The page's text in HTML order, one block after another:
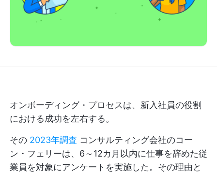
オンボーディング・プロセスは、新入社員の役割
における成功を左右する。
その 2023年調査 コンサルティング会社のコー
ン・フェリーは、6～12カ月以内に仕事を辞めた従
業員を対象にアンケートを実施した。その理由と